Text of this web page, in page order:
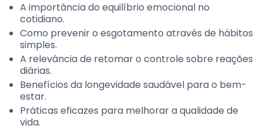
A importância do equilíbrio emocional no
cotidiano.
Como prevenir o esgotamento através de hábitos
simples.
A relevância de retomar o controle sobre reações
diárias.
Benefícios da longevidade saudável para o bem-
estar.
Práticas eficazes para melhorar a qualidade de
vida.